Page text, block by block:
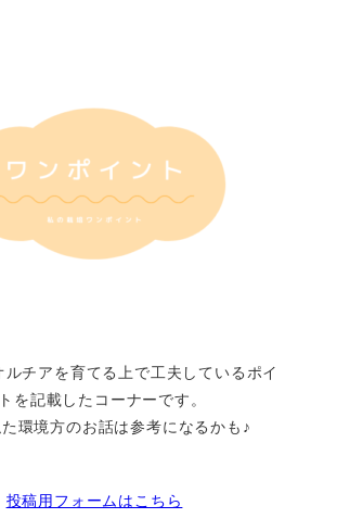
ルチアを育てる上で工夫しているポイ
を記載したコーナーです。
環境方のお話は参考になるかも♪
投稿用フォームはこちら